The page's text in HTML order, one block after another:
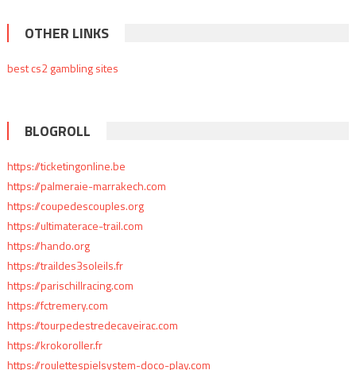
OTHER LINKS
best cs2 gambling sites
BLOGROLL
https://ticketingonline.be
https://palmeraie-marrakech.com
https://coupedescouples.org
https://ultimaterace-trail.com
https://hando.org
https://traildes3soleils.fr
https://parischillracing.com
https://fctremery.com
https://tourpedestredecaveirac.com
https://krokoroller.fr
https://roulettespielsystem-doco-play.com